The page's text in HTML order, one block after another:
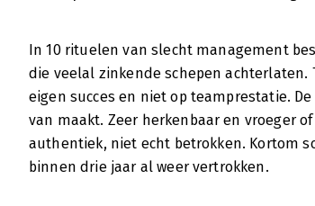
In 10 rituelen van slecht management
die veelal zinkende schepen
eigen succes en niet op teamprestatie.
van maakt. Zeer herkenbaar en vroeger
authentiek, niet echt betrokken. Kortom
binnen drie jaar al weer vertrokken.